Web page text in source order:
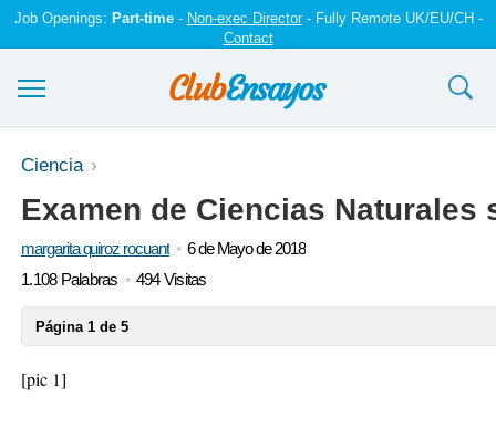
Job Openings: Part-time- Non-exec Director- Fully Remote UK/EU/CH -
Contact
Ensayos y trabajos
Registrarse
Iniciar sesión
Ciencia
Examen de Ciencias Naturales
margarita quiroz rocuant
6 de Mayo de 2018
1.108 Palabras
494 Visitas
Página 1 de 5
[pic 1]